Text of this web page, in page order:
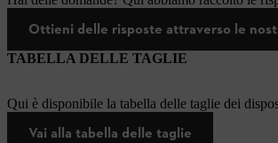
Ottieni delle risposte attraverso le
TABELLA DELLE TAGLIE
Qui è disponibile la tabella delle taglie dei
Vai alla tabella delle taglie